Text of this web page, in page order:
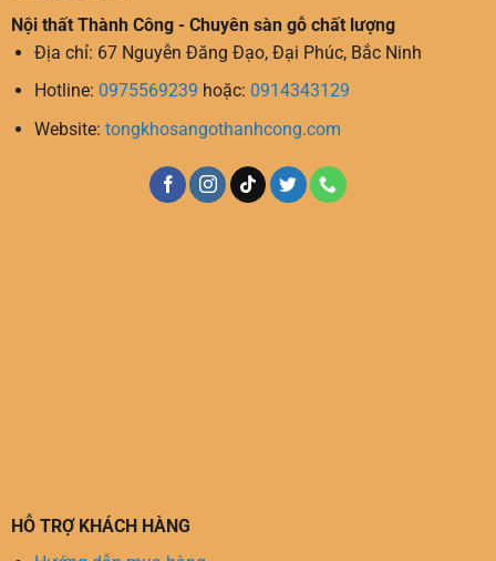
Nội thất Thành Công - Chuyên sàn gỗ chất lượng
Địa chỉ: 67 Nguyễn Đăng Đạo, Đại Phúc, Bắc Ninh
Hotline: 0975569239 hoặc: 0914343129
Website: tongkhosangothanhcong.com
HỖ TRỢ KHÁCH HÀNG